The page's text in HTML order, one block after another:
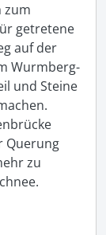
zum
getretene
auf der
Wurmberg-
und Steine
Querung
zu